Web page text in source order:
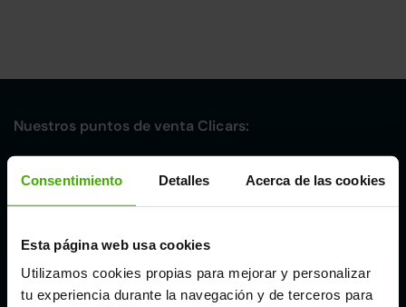
Consentimiento Detalles Acerca de las cookies
Esta página web usa cookies
Utilizamos cookies propias para mejorar y personalizar
tu experiencia durante la navegación y de terceros para
Nuestros puntos de venta Clicars:
Madrid